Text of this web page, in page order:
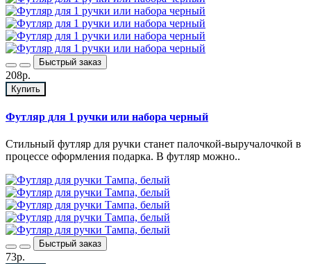
Быстрый заказ
208р.
Купить
Футляр для 1 ручки или набора черный
Стильный футляр для ручки станет палочкой-выручалочкой в
процессе оформления подарка. В футляр можно..
Быстрый заказ
73р.